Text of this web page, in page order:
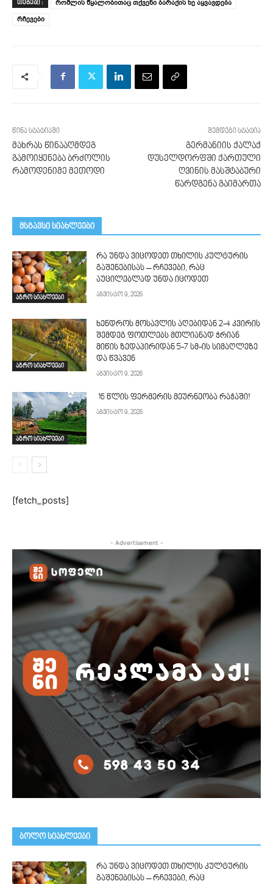
ᲗᲔᲒᲔᲑᲘ :
რომლის წყალობითაც თქვენი ბარაქის ხე აყვავდება
რჩევები
წინა სტატიაში
მახრას წინააღმდეგ
გამოიყენება ბრძოლის
რამოდენიმე მეთოდი
შემდეგი სტატია
გერმანიის ქალაქ
დუსელდორფში ქართული
ღვინის მასშტაბური
წარდგენა გაიმართა
მსგავსი სიახლეები
აგრო სიახლეები
რა უნდა ვიცოდეთ თხილის კულტურის
გაშენებისას – რჩევები, რაც
აუცილებლად უნდა იცოდეთ
აგვისტო 9, 2026
აგრო სიახლეები
ხენდროს მოსავლის აღე­ბიდან 2-4 კვირის
შემდეგ ფოთლებს მთლი­ანად ჭრიან
მიწის ზედაპირიდან 5-7 სმ-ის სიმაღლეზე
და წვავენ
აგვისტო 9, 2026
აგრო სიახლეები
16 წლის ფერმერის მეურნეობა რაჭაში!
აგვისტო 9, 2026
[fetch_posts]
- Advertisement -
ᲑᲝᲚᲝ ᲡᲘᲐᲮᲚᲔᲔᲑᲘ
რა უნდა ვიცოდეთ თხილის კულტურის
გაშენებისას – რჩევები, რაც